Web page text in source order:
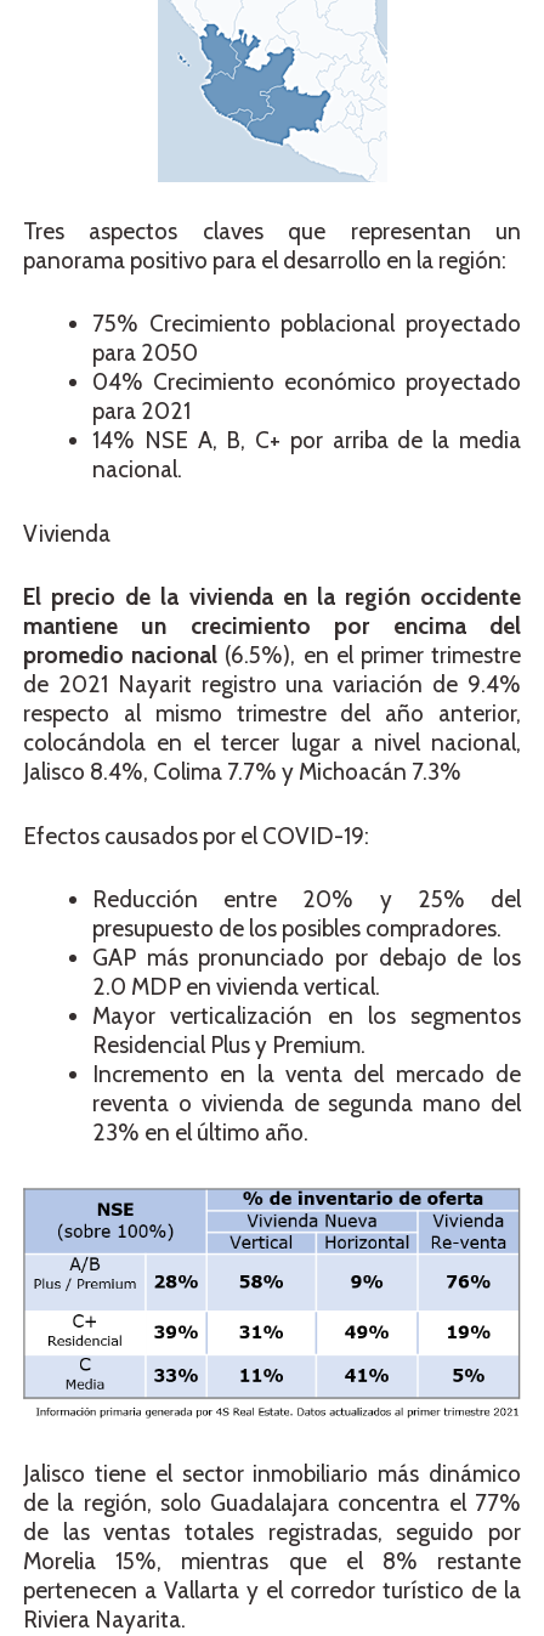
Tres aspectos claves que representan un
panorama positivo para el desarrollo en la región:
75% Crecimiento poblacional proyectado
para 2050
04% Crecimiento económico proyectado
para 2021
14% NSE A, B, C+ por arriba de la media
nacional.
Vivienda
El precio de la vivienda en la región occidente
mantiene un crecimiento por encima del
promedio nacional (6.5%), en el primer trimestre
de 2021 Nayarit registro una variación de 9.4%
respecto al mismo trimestre del año anterior,
colocándola en el tercer lugar a nivel nacional,
Jalisco 8.4%, Colima 7.7% y Michoacán 7.3%
Efectos causados por el COVID-19:
Reducción entre 20% y 25% del
presupuesto de los posibles compradores.
GAP más pronunciado por debajo de los
2.0 MDP en vivienda vertical.
Mayor verticalización en los segmentos
Residencial Plus y Premium.
Incremento en la venta del mercado de
reventa o vivienda de segunda mano del
23% en el último año.
Jalisco tiene el sector inmobiliario más dinámico
de la región, solo Guadalajara concentra el 77%
de las ventas totales registradas, seguido por
Morelia 15%, mientras que el 8% restante
pertenecen a Vallarta y el corredor turístico de la
Riviera Nayarita.